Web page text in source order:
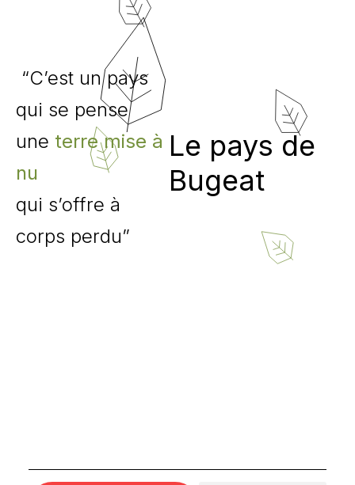
“C’est un pays
qui se pense
une terre mise à
nu
qui s’offre à
corps perdu”
Le pays de
Bugeat